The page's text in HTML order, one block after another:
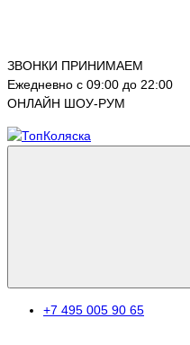
ЗВОНКИ ПРИНИМАЕМ
Ежедневно с 09:00 до 22:00
ОНЛАЙН ШОУ-РУМ
+7 495 005 90 65